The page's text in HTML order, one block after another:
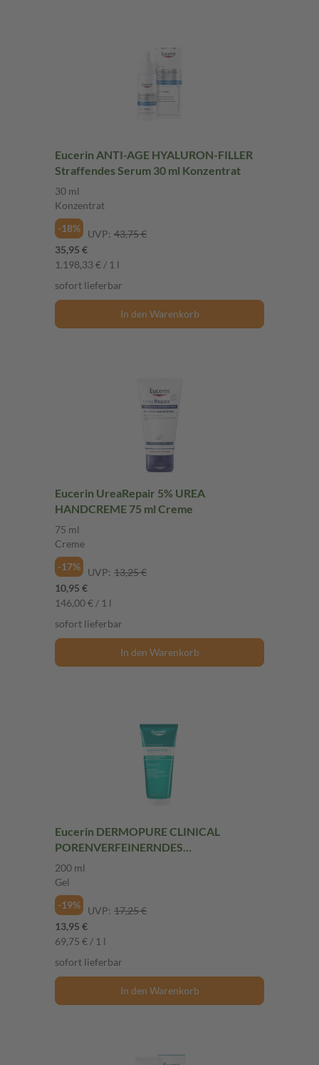
Eucerin ANTI-AGE HYALURON-FILLER
Straffendes Serum 30 ml Konzentrat
30 ml
Konzentrat
-18%
UVP: 43,75 €
35,95 €
1.198,33 € / 1 l
sofort lieferbar
In den Warenkorb
Eucerin UreaRepair 5% UREA
HANDCREME 75 ml Creme
75 ml
Creme
-17%
UVP: 13,25 €
10,95 €
146,00 € / 1 l
sofort lieferbar
In den Warenkorb
Eucerin DERMOPURE CLINICAL
PORENVERFEINERNDES
REINIGUNGSGEL 200 ml Gel
200 ml
Gel
-19%
UVP: 17,25 €
13,95 €
69,75 € / 1 l
sofort lieferbar
In den Warenkorb